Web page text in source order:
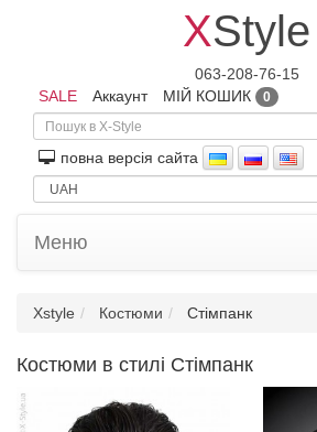
XStyle
063-208-76-15
SALE
Аккаунт МІЙ КОШИК 0
повна версiя сайта
Меню
Xstyle Костюми Стімпанк
Костюми в стилі Стімпанк